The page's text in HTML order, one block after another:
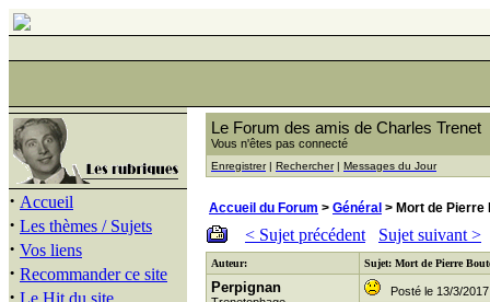
· Accueil
· Les thèmes / Sujets
· Vos liens
· Recommander ce site
· Le Hit du site
Le Forum des amis de Charles Trenet
Vous n'êtes pas connecté
Enregistrer| Rechercher| Messages du Jour
Accueil du Forum > Général > Mort de Pierre
< Sujet précédent Sujet suivant >
Auteur: Sujet: Mort de Pierre
Perpignan Posté le 13/3/